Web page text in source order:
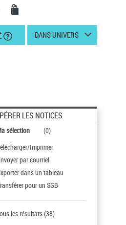
DANS UNIVERS
LES NOTICES
sélection (0)
Imprimer
par courriel
dans un tableau
pour un SGB
les résultats(38)